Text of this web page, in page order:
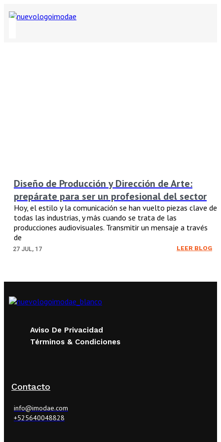
Diseño de Producción y Dirección de Arte:
prepárate para ser un profesional del sector
27 JUL, 17
Hoy, el estilo y la comunicación se han vuelto piezas clave de
todas las industrias, y más cuando se trata de las
producciones audiovisuales. Transmitir un mensaje a través
de
LEER BLOG
Aviso De Privacidad
Términos & Condiciones
Contacto
info@imodae.com
+525640048828